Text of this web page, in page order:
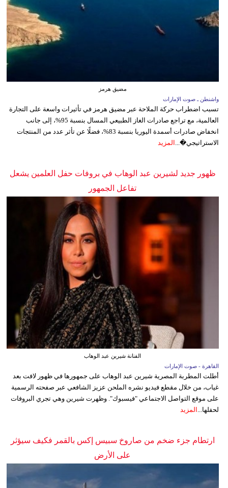
مضيق هرمز
واشنطن ـ صوت الإمارات
تسبب اضطراب حركة الملاحة عبر مضيق هرمز في تأثيرات واسعة على التجارة
العالمية، مع تراجع صادرات الغاز الطبيعي المسال بنسبة 95%، إلى جانب
انخفاض صادرات أسمدة اليوريا بنسبة 83%، فضلًا عن تأثر عدد من المنتجات
الاستراتيجي�... المزيد
ظهور جديد لشيرين عبد الوهاب في بروفات حفل العلمين يشعل
تفاعل الجمهور
الفنانة شيرين عبد الوهاب
القاهرة - صوت الإمارات
أطلت المطربة المصرية شيرين عبد الوهاب على جمهورها في ظهور لافت بعد
غياب، من خلال مقطع فيديو نشره الملحن عزيز الشافعي عبر صفحته الرسمية
على موقع التواصل الاجتماعي "فيسبوك". وظهرت شيرين وهي تجري البروفات
لحفلها... المزيد
ارتطام جزء ضخم من صاروخ سبيس إكس بالقمر فكيف سيؤثر
على الأرض